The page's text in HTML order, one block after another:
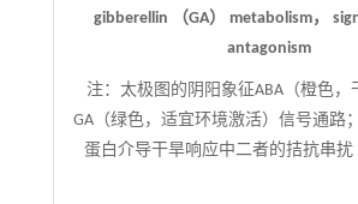
gibberellin （GA） metabolism，
antagonism
注： 太极图的阴阳象征ABA（橙色，
GA（绿色，适宜环境激活）信号通路
蛋白介导干旱响应中二者的拮抗串扰